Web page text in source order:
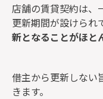
店舗の賃貸契約は、
更新期間が設けられ
新となることがほと
借主から更新しない
きます。